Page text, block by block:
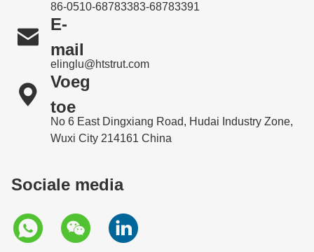
86-0510-68783383-68783391

E-
mail
elinglu@htstrut.com

Voeg
toe
No 6 East Dingxiang Road, Hudai Industry Zone,
Wuxi City 214161 China
Sociale media